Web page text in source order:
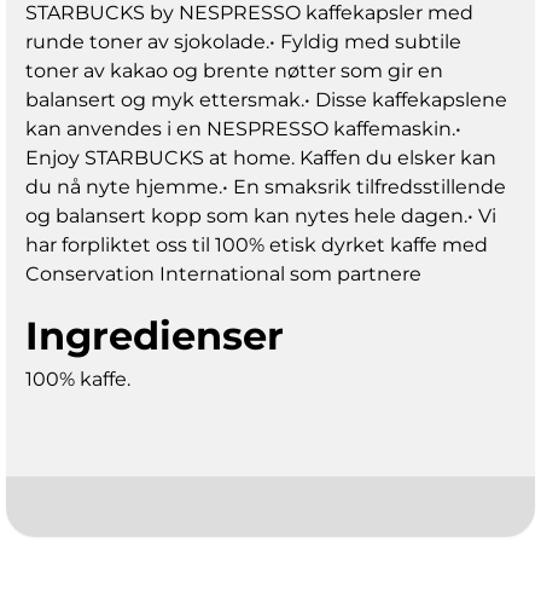
STARBUCKS by NESPRESSO kaffekapsler med
runde toner av sjokolade.• Fyldig med subtile
toner av kakao og brente nøtter som gir en
balansert og myk ettersmak.• Disse kaffekapslene
kan anvendes i en NESPRESSO kaffemaskin.•
Enjoy STARBUCKS at home. Kaffen du elsker kan
du nå nyte hjemme.• En smaksrik tilfredsstillende
og balansert kopp som kan nytes hele dagen.• Vi
har forpliktet oss til 100% etisk dyrket kaffe med
Conservation International som partnere
Ingredienser
100% kaffe.